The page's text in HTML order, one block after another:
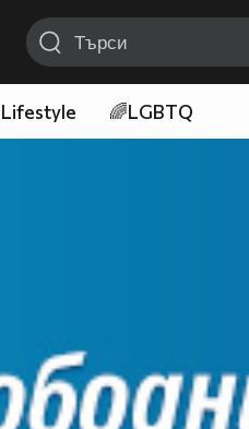
🌈LGBTQ